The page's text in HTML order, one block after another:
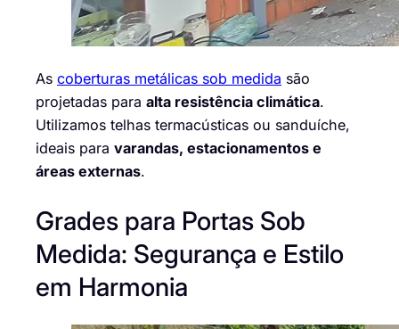
As coberturas metálicas sob medida são
projetadas para alta resistência climática.
Utilizamos telhas termacústicas ou sanduíche,
ideais para varandas, estacionamentos e
áreas externas.
Grades para Portas Sob
Medida: Segurança e Estilo
em Harmonia